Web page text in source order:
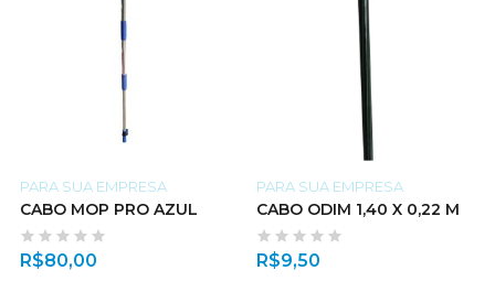
PARA SUA EMPRESA
CABO MOP PRO AZUL
R$80,00
PARA SUA EMPRESA
CABO ODIM 1,40 X 0,22 M
R$9,50